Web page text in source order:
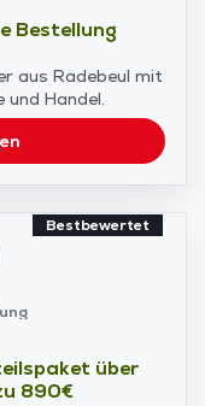
Bestellung
aus Radebeul mit
Handel.
Bestbewertet
über
890€